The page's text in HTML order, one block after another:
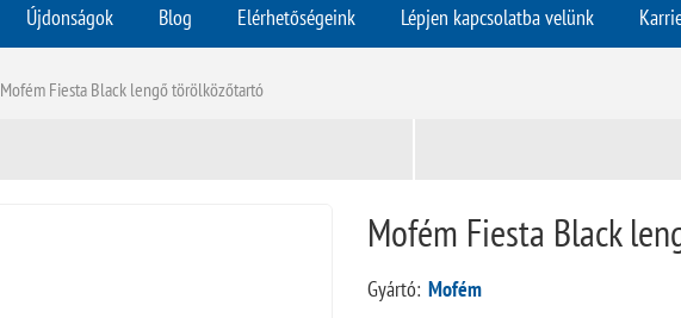
Újdonságok Blog Elérhetőségeink Lépjen kapcsolatba velünk
Mofém Fiesta Black lengő törölközőtartó
Mofém Fiesta Black
Gyártó: Mofém